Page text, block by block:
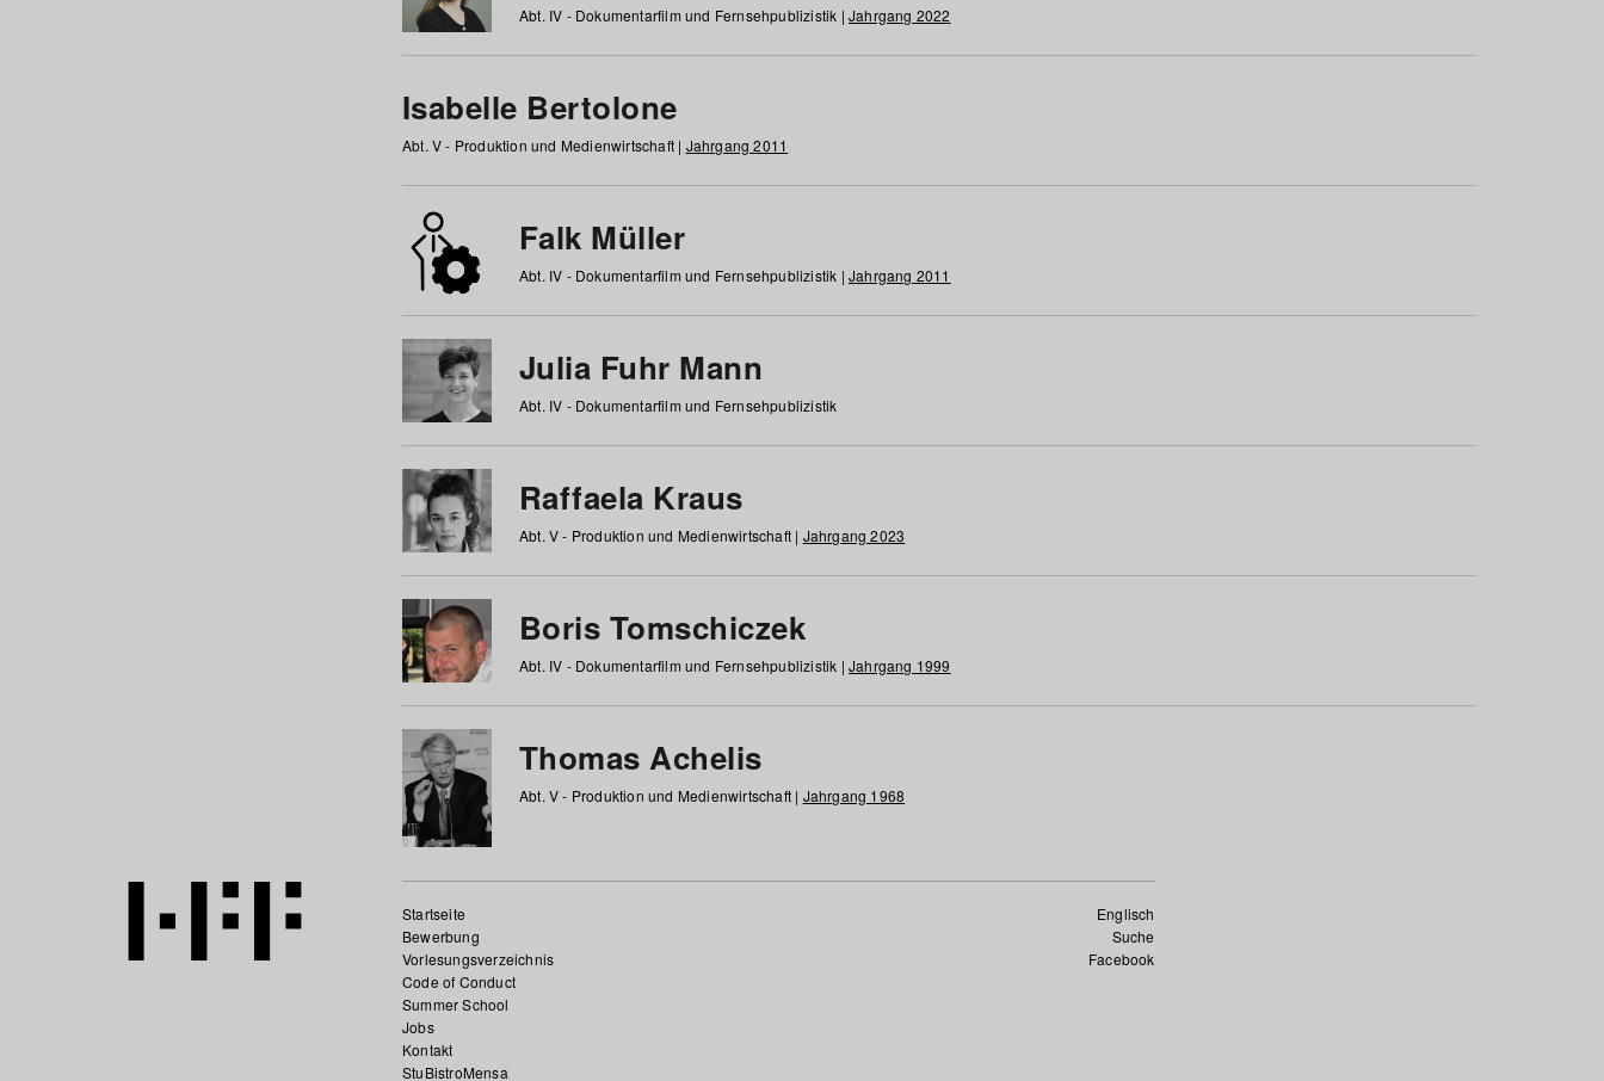
Abt. IV - Dokumentarfilm und Fernsehpublizistik | Jahrgang 2022
Isabelle Bertolone
Abt. V - Produktion und Medienwirtschaft | Jahrgang 2011
Falk Müller
Abt. IV - Dokumentarfilm und Fernsehpublizistik | Jahrgang 2011
Julia Fuhr Mann
Abt. IV - Dokumentarfilm und Fernsehpublizistik
Raffaela Kraus
Abt. V - Produktion und Medienwirtschaft | Jahrgang 2023
Boris Tomschiczek
Abt. IV - Dokumentarfilm und Fernsehpublizistik | Jahrgang 1999
Thomas Achelis
Abt. V - Produktion und Medienwirtschaft | Jahrgang 1968
Englisch
Suche
Facebook
Startseite
Bewerbung
Vorlesungsverzeichnis
Code of Conduct
Summer School
Jobs
Kontakt
StuBistroMensa